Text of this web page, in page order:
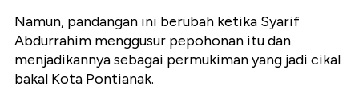
Namun, pandangan ini berubah ketika Syarif
Abdurrahim menggusur pepohonan itu dan
menjadikannya sebagai permukiman yang jadi cikal
bakal Kota Pontianak.